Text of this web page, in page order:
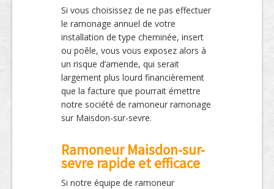
Si vous choisissez de ne pas effectuer
le ramonage annuel de votre
installation de type cheminée, insert
ou poêle, vous vous exposez alors à
un risque d’amende, qui serait
largement plus lourd financièrement
que la facture que pourrait émettre
notre société de ramoneur ramonage
sur Maisdon-sur-sevre.
Ramoneur Maisdon-sur-
sevre rapide et efficace
Si notre équipe de ramoneur